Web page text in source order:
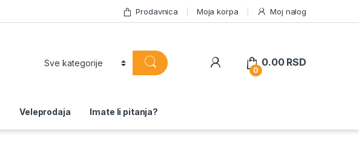
Prodavnica Moja korpa Moj nalog
0
0.00 RSD
Veleprodaja Imate li pitanja?